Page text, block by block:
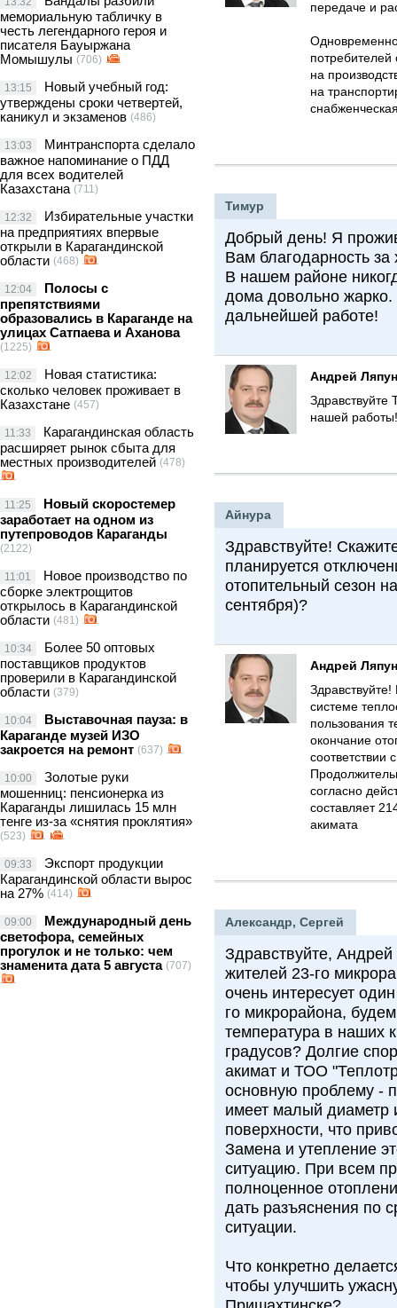
мемориальную табличку в
честь легендарного героя и
писателя Бауыржана
Момышулы (706)
13:15 Новый учебный год:
утверждены сроки четвертей,
каникул и экзаменов (486)
13:03 Минтранспорта сделало
важное напоминание о ПДД
для всех водителей
Казахстана (711)
12:32 Избирательные участки
на предприятиях впервые
открыли в Карагандинской
области (468)
12:04 Полосы с
препятствиями
образовались в Караганде на
улицах Сатпаева и Аханова
(1225)
12:02 Новая статистика:
сколько человек проживает в
Казахстане (457)
11:33 Карагандинская область
расширяет рынок сбыта для
местных производителей (478)
11:25 Новый скоростемер
заработает на одном из
путепроводов Караганды
(2122)
11:01 Новое производство по
сборке электрощитов
открылось в Карагандинской
области (481)
10:34 Более 50 оптовых
поставщиков продуктов
проверили в Карагандинской
области (379)
10:04 Выставочная пауза: в
Караганде музей ИЗО
закроется на ремонт (637)
10:00 Золотые руки
мошенниц: пенсионерка из
Караганды лишилась 15 млн
тенге из-за «снятия проклятия»
(523)
09:33 Экспорт продукции
Карагандинской области вырос
на 27% (414)
09:00 Международный день
светофора, семейных
прогулок и не только: чем
знаменита дата 5 августа (707)
передаче и
на
на
Тимур
Добрый день! Я
Вам благодарность
В нашем районе
дома довольно
дальнейшей работе!
Андрей
Здравствуйте
нашей работы!
Айнура
Здравствуйте!
планируется
отопительный сезон
сентября)?
Андрей
системе
пользования
окончание
соответствии
согласно
составляет
акимата
Александр, Сергей
Здравствуйте,
жителей 23-го
очень интересует
го микрорайона,
температура в наших
градусов? Долгие
акимат и ТОО
основную проблему -
имеет малый диаметр
поверхности, что
Замена и утепление
ситуацию. При всем
полноценное
дать разъяснения по
ситуации.
Что конкретно
чтобы улучшить